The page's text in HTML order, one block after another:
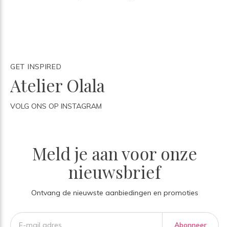
GET INSPIRED
Atelier Olala
VOLG ONS OP INSTAGRAM
Meld je aan voor onze
nieuwsbrief
Ontvang de nieuwste aanbiedingen en promoties
Abonneer